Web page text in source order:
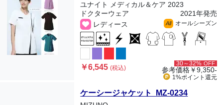
ユナイト メディカル＆ケア 2023
ドクターウェア
2021年発売
レディース
All オールシーズン
￥6,545(税込)
30～32% OFF
参考価格￥9,350-
1%ポイント 還元
ケーシージャケット MZ-0234